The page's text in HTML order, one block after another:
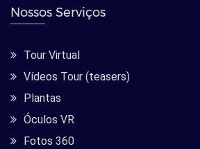
Nossos Serviços
Tour Virtual
Vídeos Tour (teasers)
Plantas
Óculos VR
Fotos 360